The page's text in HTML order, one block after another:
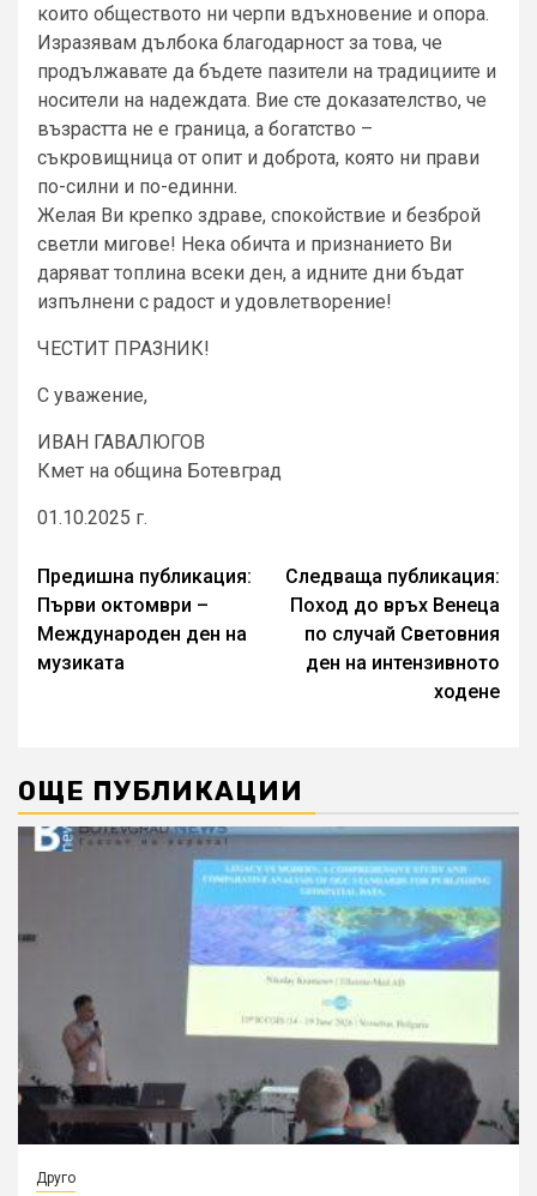
които обществото ни черпи вдъхновение и опора.
Изразявам дълбока благодарност за това, че
продължавате да бъдете пазители на традициите и
носители на надеждата. Вие сте доказателство, че
възрастта не е граница, а богатство –
съкровищница от опит и доброта, която ни прави
по-силни и по-единни.
Желая Ви крепко здраве, спокойствие и безброй
светли мигове! Нека обичта и признанието Ви
даряват топлина всеки ден, а идните дни бъдат
изпълнени с радост и удовлетворение!
ЧЕСТИТ ПРАЗНИК!
С уважение,
ИВАН ГАВАЛЮГОВ
Кмет на община Ботевград
01.10.2025 г.
Continue
Reading
Предишна публикация:
Първи октомври –
Международен ден на
музиката
Следваща публикация:
Поход до връх Венеца
по случай Световния
ден на интензивното
ходене
ОЩЕ ПУБЛИКАЦИИ
Друго